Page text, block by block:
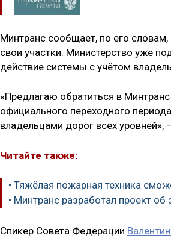
Минтранс сообщает, по его словам,
свои участки. Министерство уже
действие системы с учётом
«Предлагаю обратиться в
официального переходного
владельцами дорог всех уровней»,
Читайте также:
• Тяжёлая пожарная техника
• Минтранс разработал проект
Спикер Совета Федерации